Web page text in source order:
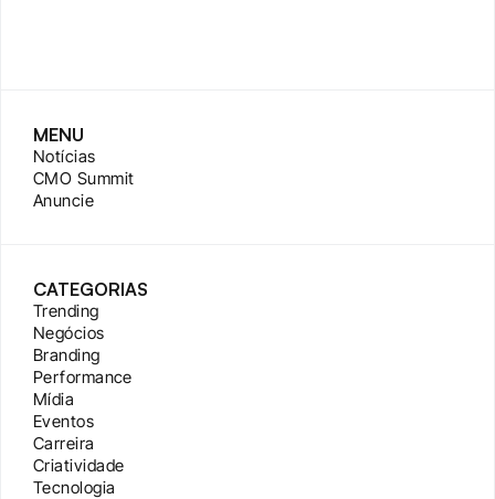
MENU
Notícias
CMO Summit
Anuncie
CATEGORIAS
Trending
Negócios
Branding
Performance
Mídia
Eventos
Carreira
Criatividade
Tecnologia